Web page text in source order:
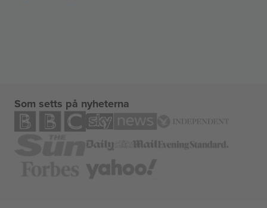
Som setts på nyheterna